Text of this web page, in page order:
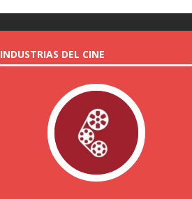
INDUSTRIAS DEL CINE